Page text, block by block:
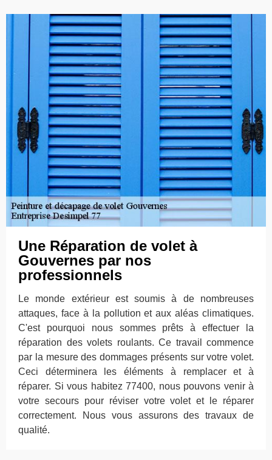
Une Réparation de volet à
Gouvernes par nos
professionnels
Le monde extérieur est soumis à de nombreuses
attaques, face à la pollution et aux aléas climatiques.
C'est pourquoi nous sommes prêts à effectuer la
réparation des volets roulants. Ce travail commence
par la mesure des dommages présents sur votre volet.
Ceci déterminera les éléments à remplacer et à
réparer. Si vous habitez 77400, nous pouvons venir à
votre secours pour réviser votre volet et le réparer
correctement. Nous vous assurons des travaux de
qualité.